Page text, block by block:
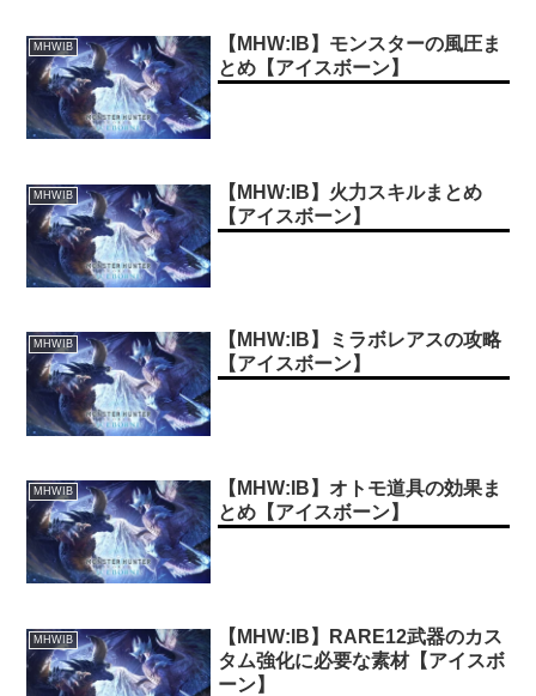
MHWIB
【MHW:IB】モンスターの風圧ま
とめ【アイスボーン】
MHWIB
【MHW:IB】火力スキルまとめ
【アイスボーン】
MHWIB
【MHW:IB】ミラボレアスの攻略
【アイスボーン】
MHWIB
【MHW:IB】オトモ道具の効果ま
とめ【アイスボーン】
MHWIB
【MHW:IB】RARE12武器のカス
タム強化に必要な素材【アイスボ
ーン】